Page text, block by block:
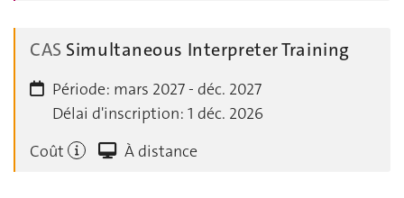
CAS Simultaneous Interpreter Training
Période: mars 2027 - déc. 2027
Délai d'inscription: 1 déc. 2026
Coût
À distance